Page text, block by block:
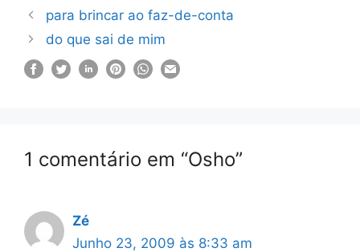
para brincar ao faz-de-conta
do que sai de mim
1 comentário em “Osho”
Zé
Junho 23, 2009 às 8:33 am